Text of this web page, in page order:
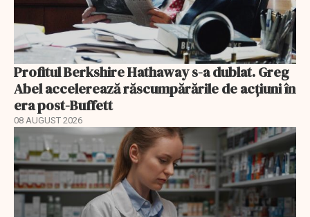
Profitul Berkshire Hathaway s-a dublat. Greg
Abel accelerează răscumpărările de acțiuni în
era post-Buffett
08 AUGUST 2026